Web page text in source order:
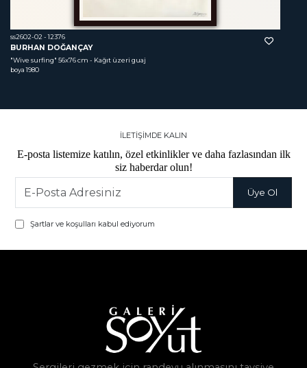
ss2602-02 - 12376
BURHAN DOĞANÇAY
"Wive surfing" 56x76 cm - Kağıt üzeri guaj
boya 1980
İLETİŞİMDE KALIN
E-posta listemize katılın, özel etkinlikler ve daha fazlasından ilk
siz haberdar olun!
Şartlar ve koşulları kabul ediyorum